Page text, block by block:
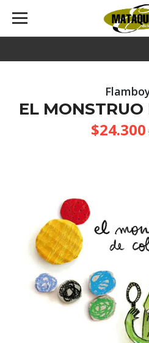
EL MONSTRUO
$24.300